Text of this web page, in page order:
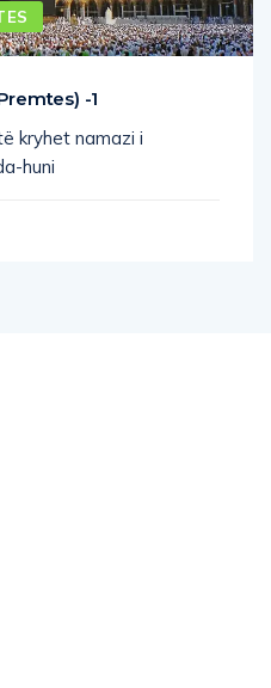
-1
kryhet namazi i
huni